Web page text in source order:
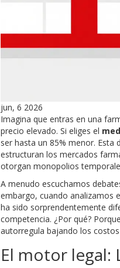
jun, 6 2026
Imagina que entras en una
precio elevado. Si eliges el
ser hasta un 85% menor. Esta
estructuran los mercados
otorgan monopolios
A menudo escuchamos
embargo, cuando analizamos
ha sido sorprendentemente
competencia. ¿Por qué?
autorregula bajando los
El motor legal: